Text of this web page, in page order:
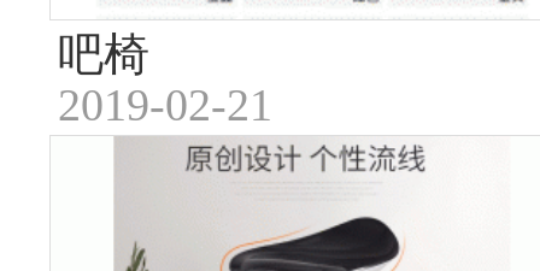
吧椅
2019-02-21